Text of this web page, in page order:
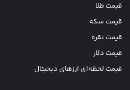
قیمت طلا
قیمت سکه
قیمت نقره
قیمت دلار
قیمت لحظه‌ای ارزهای دیجیتال